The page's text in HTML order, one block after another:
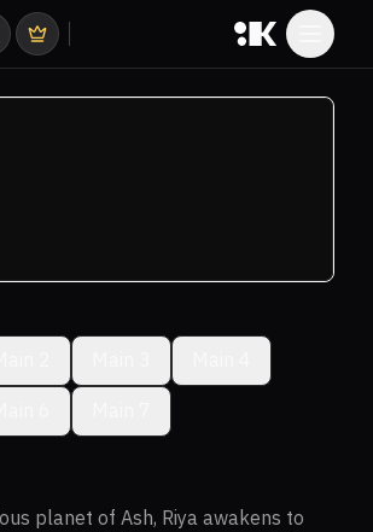
planet of Ash, Riya awakens to